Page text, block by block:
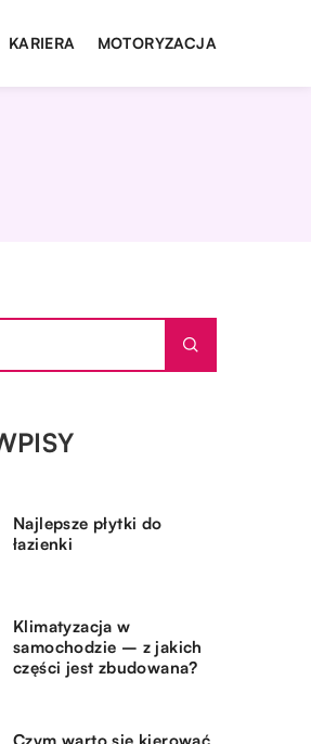
KARIERA MOTORYZACJA
Najlepsze płytki do
łazienki
Klimatyzacja w
samochodzie – z jakich
części jest zbudowana?